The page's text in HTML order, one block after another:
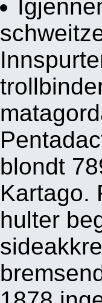
blondt
Kartago.
hulter